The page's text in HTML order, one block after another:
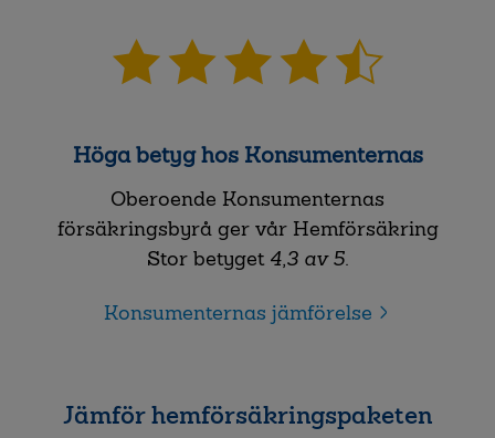
Höga betyg hos Konsumenternas
Oberoende Konsumenternas
försäkringsbyrå ger vår Hemförsäkring
Stor betyget 4,3 av 5.
Konsumenternas jämförelse
Jämför hemförsäkringspaketen